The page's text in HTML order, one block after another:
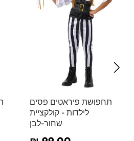
תחפושת פיראטים פסים
לילדות - קולקציית
שחור-לבן